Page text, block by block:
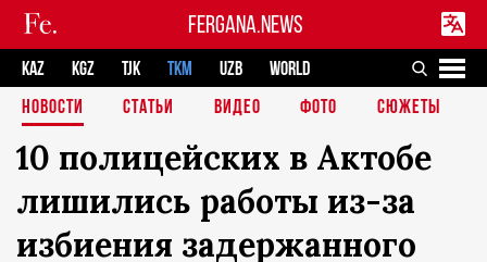
FERGANA.NEWS
KAZ KGZ TJK TKM UZB
WORLD
НОВОСТИ
СТАТЬИ ВИДЕО ФОТО СЮЖЕТЫ
10 полицейских в Актобе
лишились работы из-за
избиения задержанного